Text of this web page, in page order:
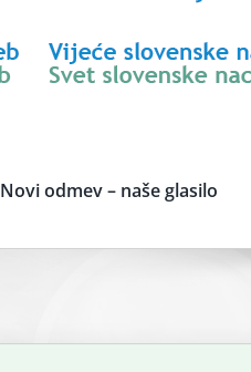
Novi odmev – naše glasilo